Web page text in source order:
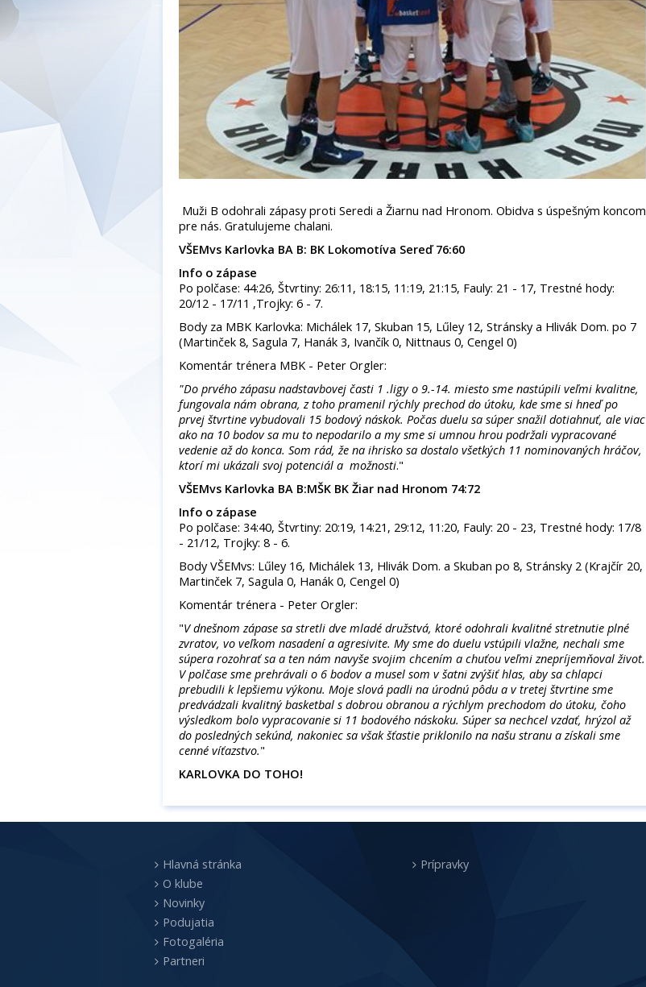
Muži B odohrali zápasy proti Seredi a Žiarnu nad Hronom. Obidva s úspešným koncom
pre nás. Gratulujeme chalani.
VŠEMvs Karlovka BA B: BK Lokomotíva Sereď 76:60
Info o zápase
Po polčase: 44:26, Štvrtiny: 26:11, 18:15, 11:19, 21:15, Fauly: 21 - 17, Trestné hody:
20/12 - 17/11 ,Trojky: 6 - 7.
Body za MBK Karlovka: Michálek 17, Skuban 15, Lűley 12, Stránsky a Hlivák Dom. po 7
(Martinček 8, Sagula 7, Hanák 3, Ivančík 0, Nittnaus 0, Cengel 0)
Komentár trénera MBK - Peter Orgler:
"Do prvého zápasu nadstavbovej časti 1 .ligy o 9.-14. miesto sme nastúpili veľmi kvalitne,
fungovala nám obrana, z toho pramenil rýchly prechod do útoku, kde sme si hneď po
prvej štvrtine vybudovali 15 bodový náskok. Počas duelu sa súper snažil dotiahnuť, ale viac
ako na 10 bodov sa mu to nepodarilo a my sme si umnou hrou podržali vypracované
vedenie až do konca. Som rád, že na ihrisko sa dostalo všetkých 11 nominovaných hráčov,
ktorí mi ukázali svoj potenciál a možnosti."
VŠEMvs Karlovka BA B:MŠK BK Žiar nad Hronom 74:72
Info o zápase
Po polčase: 34:40, Štvrtiny: 20:19, 14:21, 29:12, 11:20, Fauly: 20 - 23, Trestné hody: 17/8
- 21/12, Trojky: 8 - 6.
Body VŠEMvs: Lűley 16, Michálek 13, Hlivák Dom. a Skuban po 8, Stránsky 2 (Krajčír 20,
Martinček 7, Sagula 0, Hanák 0, Cengel 0)
Komentár trénera - Peter Orgler:
"V dnešnom zápase sa stretli dve mladé družstvá, ktoré odohrali kvalitné stretnutie plné
zvratov, vo veľkom nasadení a agresivite. My sme do duelu vstúpili vlažne, nechali sme
súpera rozohrať sa a ten nám navyše svojim chcením a chuťou veľmi znepríjemňoval život.
V polčase sme prehrávali o 6 bodov a musel som v šatni zvýšiť hlas, aby sa chlapci
prebudili k lepšiemu výkonu. Moje slová padli na úrodnú pôdu a v tretej štvrtine sme
predvádzali kvalitný basketbal s dobrou obranou a rýchlym prechodom do útoku, čoho
výsledkom bolo vypracovanie si 11 bodového náskoku. Súper sa nechcel vzdať, hrýzol až
do posledných sekúnd, nakoniec sa však šťastie priklonilo na našu stranu a získali sme
cenné víťazstvo."
KARLOVKA DO TOHO!
Hlavná stránka
O klube
Novinky
Podujatia
Fotogaléria
Partneri
Prípravky